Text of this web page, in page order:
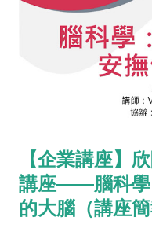
【企業講座】
講座——腦科學
的大腦（講座簡